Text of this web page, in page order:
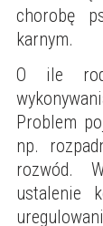
chorobę
karnym.
O ile
Problem
np.
rozwód.
ustalenie